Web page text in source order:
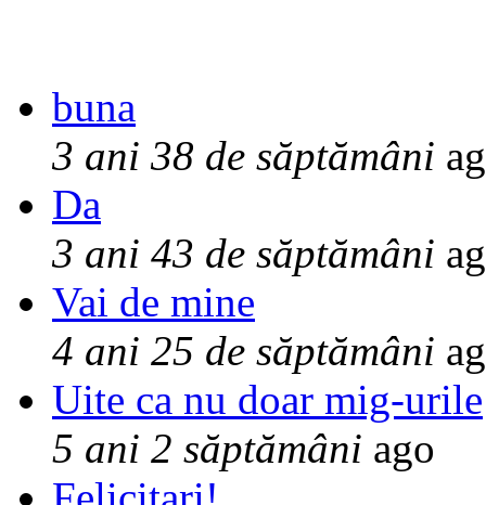
buna
3 ani 38 de săptămâni
Da
3 ani 43 de săptămâni
Vai de mine
4 ani 25 de săptămâni
Uite ca nu doar mig-urile
5 ani 2 săptămâni ago